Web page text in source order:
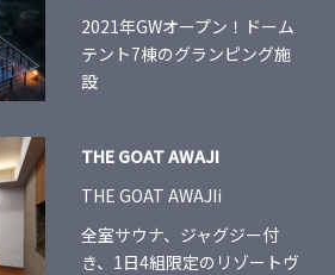
2021年GWオープン！ドーム
テント7棟のグランピング施
設
THE GOAT AWAJI
THE GOAT AWAJIi
全室サウナ、ジャグジー付
き、1日4組限定のリゾートヴ